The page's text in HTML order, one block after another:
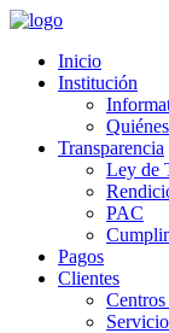
Inicio
Institución
Transparencia
Ley de
PAC
Pagos
Clientes